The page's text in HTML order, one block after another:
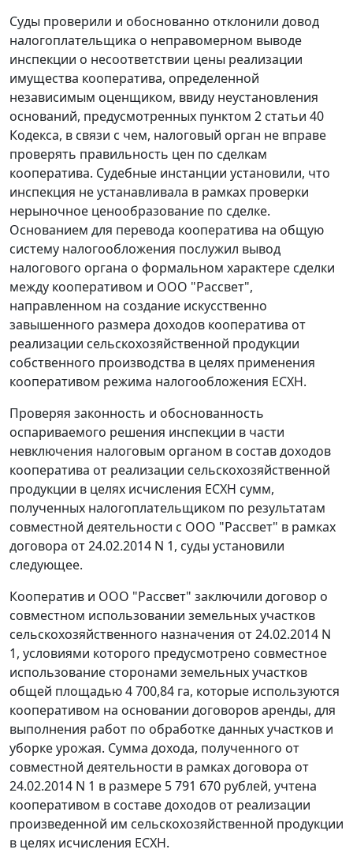
Суды проверили и обоснованно отклонили довод
налогоплательщика о неправомерном выводе
инспекции о несоответствии цены реализации
имущества кооператива, определенной
независимым оценщиком, ввиду неустановления
оснований, предусмотренных пунктом 2 статьи 40
Кодекса, в связи с чем, налоговый орган не вправе
проверять правильность цен по сделкам
кооператива. Судебные инстанции установили, что
инспекция не устанавливала в рамках проверки
нерыночное ценообразование по сделке.
Основанием для перевода кооператива на общую
систему налогообложения послужил вывод
налогового органа о формальном характере сделки
между кооперативом и ООО "Рассвет",
направленном на создание искусственно
завышенного размера доходов кооператива от
реализации сельскохозяйственной продукции
собственного производства в целях применения
кооперативом режима налогообложения ЕСХН.
Проверяя законность и обоснованность
оспариваемого решения инспекции в части
невключения налоговым органом в состав доходов
кооператива от реализации сельскохозяйственной
продукции в целях исчисления ЕСХН сумм,
полученных налогоплательщиком по результатам
совместной деятельности с ООО "Рассвет" в рамках
договора от 24.02.2014 N 1, суды установили
следующее.
Кооператив и ООО "Рассвет" заключили договор о
совместном использовании земельных участков
сельскохозяйственного назначения от 24.02.2014 N
1, условиями которого предусмотрено совместное
использование сторонами земельных участков
общей площадью 4 700,84 га, которые используются
кооперативом на основании договоров аренды, для
выполнения работ по обработке данных участков и
уборке урожая. Сумма дохода, полученного от
совместной деятельности в рамках договора от
24.02.2014 N 1 в размере 5 791 670 рублей, учтена
кооперативом в составе доходов от реализации
произведенной им сельскохозяйственной продукции
в целях исчисления ЕСХН.